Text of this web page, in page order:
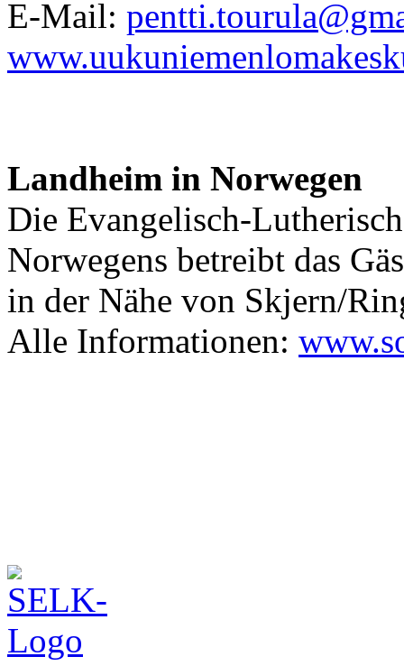
E-Mail:
Landheim in Norwegen
Die Evangelisch-
Norwegens betreibt das
in der Nähe von Skjern/
Alle Informationen: